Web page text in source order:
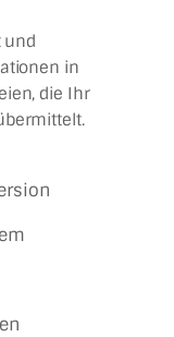
und
in
die Ihr